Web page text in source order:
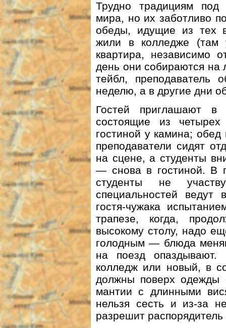
Трудно традициям под
мира, но их заботливо
обеды, идущие из тех
жили в колледже (там
квартира, независимо
день они собираются на
тейбл, преподаватель
неделю, а в другие дни
Гостей приглашают в
состоящие из
гостиной у камина;
преподаватели сидят
на сцене, а студенты
— снова в гостиной. В
студенты не
специальностей
гостя-чужака
трапезе, когда,
высокому столу, надо
голодным — блюда
на поезд опаздывают.
колледж или новый, в
должны поверх одежды
мантии с длинными
нельзя сесть и из-за
разрешит распорядитель